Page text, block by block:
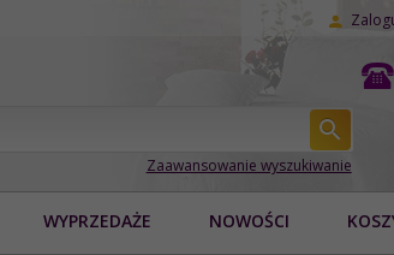
Zaawansowanie wyszukiwanie
WYPRZEDAŻE NOWOŚCI